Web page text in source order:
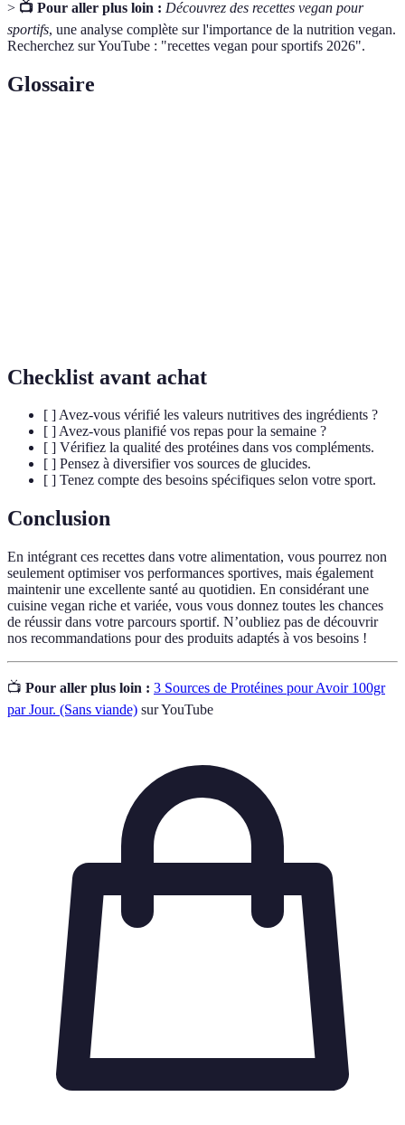
> 📺 Pour aller plus loin : Découvrez des recettes vegan pour
sportifs, une analyse complète sur l'importance de la nutrition vegan.
Recherchez sur YouTube : "recettes vegan pour sportifs 2026".
Glossaire
Checklist avant achat
[ ] Avez-vous vérifié les valeurs nutritives des ingrédients ?
[ ] Avez-vous planifié vos repas pour la semaine ?
[ ] Vérifiez la qualité des protéines dans vos compléments.
[ ] Pensez à diversifier vos sources de glucides.
[ ] Tenez compte des besoins spécifiques selon votre sport.
Conclusion
En intégrant ces recettes dans votre alimentation, vous pourrez non
seulement optimiser vos performances sportives, mais également
maintenir une excellente santé au quotidien. En considérant une
cuisine vegan riche et variée, vous vous donnez toutes les chances
de réussir dans votre parcours sportif. N’oubliez pas de découvrir
nos recommandations pour des produits adaptés à vos besoins !
📺 Pour aller plus loin : 3 Sources de Protéines pour Avoir 100gr
par Jour. (Sans viande) sur YouTube